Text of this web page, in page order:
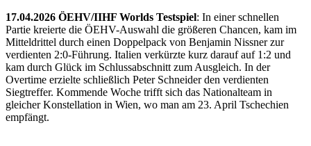
17.04.2026 ÖEHV/IIHF Worlds Testspiel: In einer schnellen
Partie kreierte die ÖEHV-Auswahl die größeren Chancen, kam im
Mitteldrittel durch einen Doppelpack von Benjamin Nissner zur
verdienten 2:0-Führung. Italien verkürzte kurz darauf auf 1:2 und
kam durch Glück im Schlussabschnitt zum Ausgleich. In der
Overtime erzielte schließlich Peter Schneider den verdienten
Siegtreffer. Kommende Woche trifft sich das Nationalteam in
gleicher Konstellation in Wien, wo man am 23. April Tschechien
empfängt.